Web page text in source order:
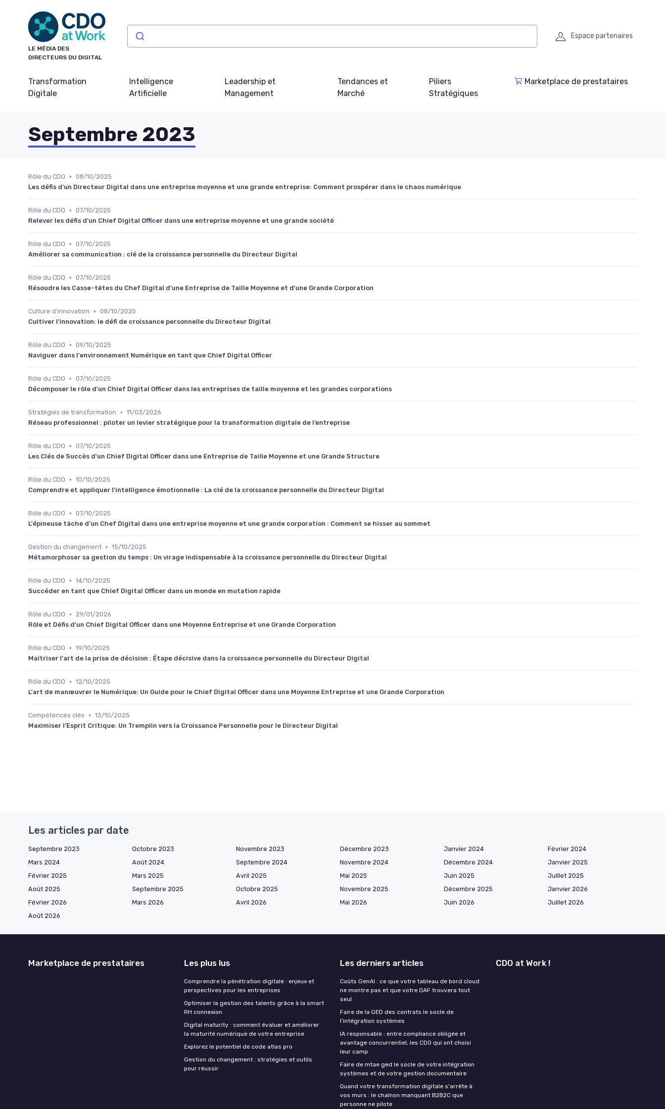
LE MÉDIA DES
DIRECTEURS DU DIGITAL
Espace partenaires
Transformation
Digitale
Intelligence
Artificielle
Leadership et
Management
Tendances et
Marché
Piliers
Stratégiques
Marketplace de prestataires
Septembre 2023
Rôle du CDO • 08/10/2025
Les défis d'un Directeur Digital dans une entreprise moyenne et une grande entreprise: Comment prospérer dans le chaos numérique
Rôle du CDO • 07/10/2025
Relever les défis d'un Chief Digital Officer dans une entreprise moyenne et une grande société
Rôle du CDO • 07/10/2025
Améliorer sa communication : clé de la croissance personnelle du Directeur Digital
Rôle du CDO • 07/10/2025
Résoudre les Casse-têtes du Chef Digital d'une Entreprise de Taille Moyenne et d'une Grande Corporation
Culture d'innovation • 08/10/2025
Cultiver l'innovation: le défi de croissance personnelle du Directeur Digital
Rôle du CDO • 09/10/2025
Naviguer dans l'environnement Numérique en tant que Chief Digital Officer
Rôle du CDO • 07/10/2025
Décomposer le rôle d'un Chief Digital Officer dans les entreprises de taille moyenne et les grandes corporations
Stratégies de transformation • 11/03/2026
Réseau professionnel : piloter un levier stratégique pour la transformation digitale de l’entreprise
Rôle du CDO • 07/10/2025
Les Clés de Succès d'un Chief Digital Officer dans une Entreprise de Taille Moyenne et une Grande Structure
Rôle du CDO • 10/10/2025
Comprendre et appliquer l'intelligence émotionnelle : La clé de la croissance personnelle du Directeur Digital
Rôle du CDO • 07/10/2025
L'épineuse tâche d'un Chef Digital dans une entreprise moyenne et une grande corporation : Comment se hisser au sommet
Gestion du changement • 15/10/2025
Métamorphoser sa gestion du temps : Un virage indispensable à la croissance personnelle du Directeur Digital
Rôle du CDO • 14/10/2025
Succéder en tant que Chief Digital Officer dans un monde en mutation rapide
Rôle du CDO •
29/01/2026
Rôle et Défis d'un Chief Digital Officer dans une Moyenne Entreprise et une Grande Corporation
Rôle du CDO • 19/10/2025
Maîtriser l'art de la prise de décision : Étape décisive dans la croissance personnelle du Directeur Digital
Rôle du CDO • 12/10/2025
L'art de manœuvrer le Numérique: Un Guide pour le Chief Digital Officer dans une Moyenne Entreprise et une Grande Corporation
Compétences clés • 13/10/2025
Maximiser l'Esprit Critique: Un Tremplin vers la Croissance Personnelle pour le Directeur Digital
Les articles par date
Septembre 2023 Octobre 2023 Novembre 2023 Décembre 2023 Janvier 2024
Février 2024
Mars 2024
Août 2024 Septembre 2024 Novembre 2024 Décembre 2024
Janvier 2025
Février 2025
Mars 2025 Avril 2025 Mai 2025 Juin 2025
Juillet 2025
Août 2025
Septembre 2025 Octobre 2025 Novembre 2025 Décembre 2025
Janvier 2026
Février 2026
Mars 2026 Avril 2026 Mai 2026 Juin 2026
Juillet 2026
Août 2026
Marketplace de prestataires Les plus lus
Comprendre la pénétration digitale : enjeux et
perspectives pour les entreprises
Optimiser la gestion des talents grâce à la smart
RH connexion
Digital maturity : comment évaluer et améliorer
la maturité numérique de votre entreprise
Explorez le potentiel de code atlas pro
Gestion du changement : stratégies et outils
pour réussir
Les derniers articles
Coûts GenAI : ce que votre tableau de bord cloud
ne montre pas et que votre DAF trouvera tout
seul
Faire de la GED des contrats le socle de
l’intégration systèmes
IA responsable : entre compliance obligée et
avantage concurrentiel, les CDO qui ont choisi
leur camp
Faire de mtae ged le socle de votre intégration
systèmes et de votre gestion documentaire
Quand votre transformation digitale s'arrête à
vos murs : le chaînon manquant B2B2C que
personne ne pilote
CDO at Work !